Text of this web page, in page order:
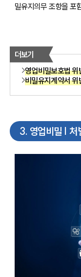
밀유지의무 조항을 포
더보기
영업비밀보호법
비밀유지계약서
3. 영업비밀 | 처